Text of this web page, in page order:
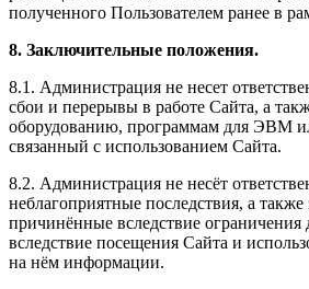
полученного Пользователем ранее в
8. Заключительные положения.
8.1. Администрация не несет
сбои и перерывы в работе Сайта, а
оборудованию, программам для ЭВМ
связанный с использованием Сайта.
8.2. Администрация не несёт
неблагоприятные последствия, а
причинённые вследствие ограничения
вследствие посещения Сайта и
на нём информации.